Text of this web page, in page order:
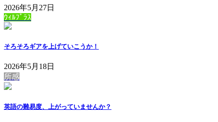
2026年5月27日
ｳｨﾙﾌﾟﾗｽ
そろそろギアを上げていこうか！
2026年5月18日
所感
英語の難易度、上がっていませんか？